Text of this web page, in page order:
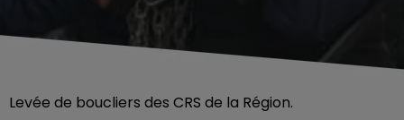
Levée de boucliers des CRS de la Région.